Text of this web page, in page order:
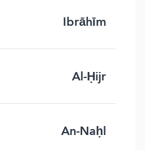
Ibrāhīm
Al-Ḥijr
An-Naḥl